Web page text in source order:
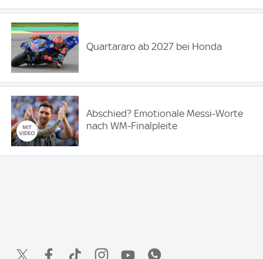
Quartararo ab 2027 bei Honda
Abschied? Emotionale Messi-Worte
nach WM-Finalpleite